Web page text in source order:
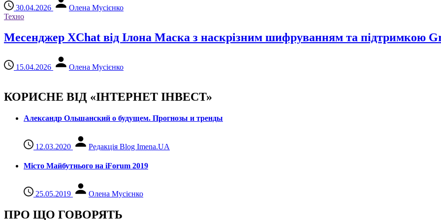
30.04.2026
Олена Мусієнко
Техно
Месенджер XChat від Ілона Маска з наскрізним шифруванням та підтримкою
15.04.2026 Олена Мусієнко
КОРИСНЕ ВІД «ІНТЕРНЕТ ІНВЕСТ»
Александр Ольшанский о будущем. Прогнозы и тренды
12.03.2020 Редакція Blog Imena.UA
Місто Майбутнього на iForum 2019
25.05.2019 Олена Мусієнко
ПРО ЩО ГОВОРЯТЬ